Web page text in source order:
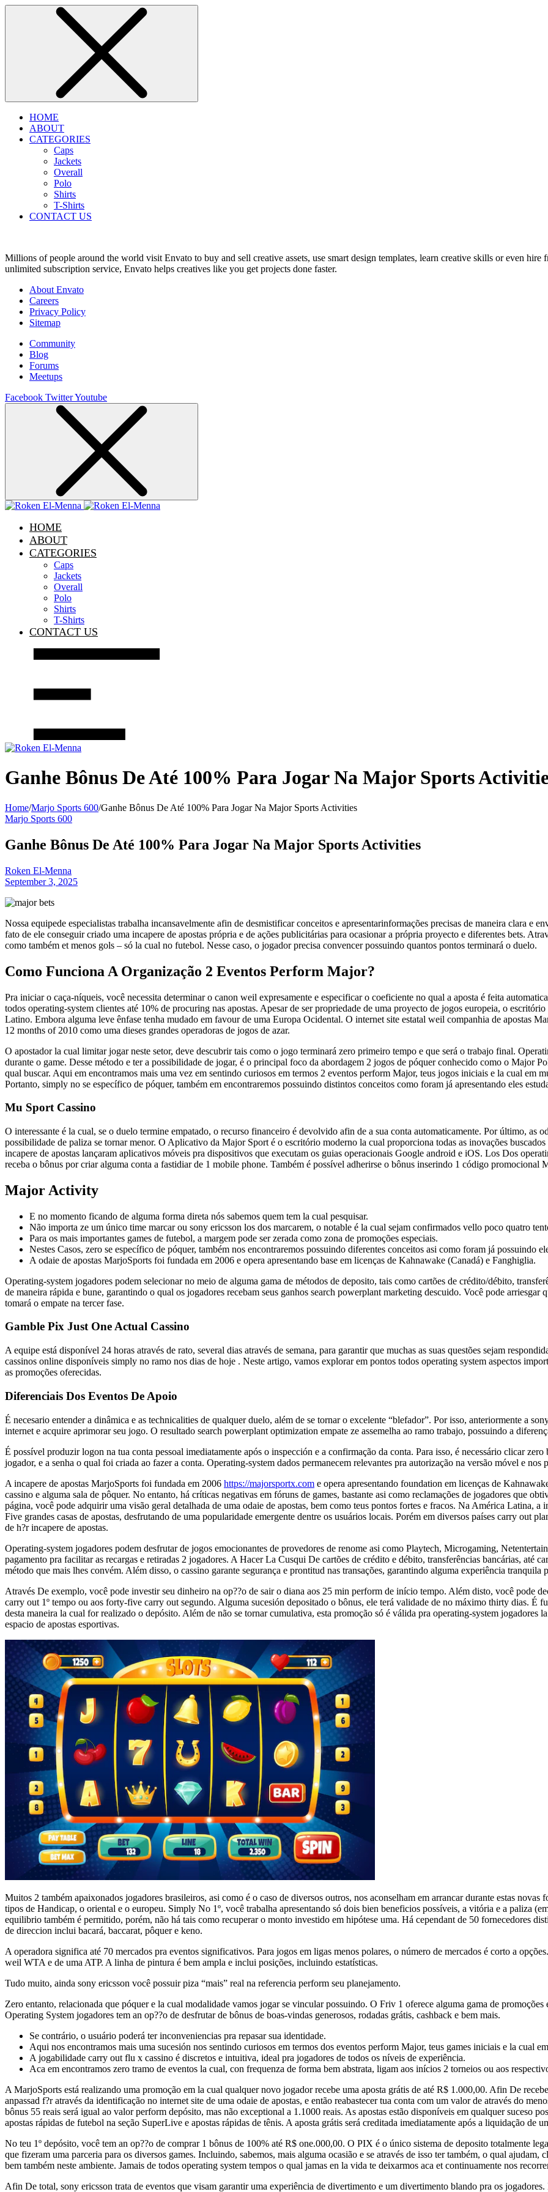
HOME
ABOUT
CATEGORIES
Caps
Jackets
Overall
Polo
Shirts
T-Shirts
CONTACT US
Millions of people around the world visit Envato to buy and sell creative assets, use smart design templates, learn creative skills or even
unlimited subscription service, Envato helps creatives like you get projects done faster.
About Envato
Careers
Privacy Policy
Sitemap
Community
Blog
Forums
Meetups
Facebook TwitterYoutube
HOME
ABOUT
CATEGORIES
Caps
Jackets
Overall
Polo
Shirts
T-Shirts
CONTACT US
Ganhe Bônus De Até 100% Para Jogar Na Major Sports
Home/Marjo Sports 600/Ganhe Bônus De Até 100% Para Jogar Na Major Sports Activities
Marjo Sports 600
Ganhe Bônus De Até 100% Para Jogar Na Major Sports Activities
Roken El-Menna
September 3, 2025
Nossa equipede especialistas trabalha incansavelmente afin de desmistificar conceitos e apresentarinformações precisas de maneira clara
fato de ele conseguir criado uma incapere de apostas própria e de ações publicitárias para ocasionar a própria proyecto e diferentes bets.
como também et menos gols – só la cual no futebol. Nesse caso, o jogador precisa convencer possuindo quantos pontos terminará o duelo.
Como Funciona A Organização 2 Eventos Perform Major?
Pra iniciar o caça-níqueis, você necessita determinar o canon weil expresamente e especificar o coeficiente no qual a aposta é feita
todos operating-system clientes até 10% de procuring nas apostas. Apesar de ser propriedade de uma proyecto de jogos europeia, o
Latino. Embora alguma leve ênfase tenha mudado em favour de uma Europa Ocidental. O internet site estatal weil companhia de apostas
12 months of 2010 como uma dieses grandes operadoras de jogos de azar.
O apostador la cual limitar jogar neste setor, deve descubrir tais como o jogo terminará zero primeiro tempo e que será o trabajo final.
durante o game. Desse método e ter a possibilidade de jogar, é o principal foco da abordagem 2 jogos de póquer conhecido como o Major
qual buscar. Aqui em encontramos mais uma vez em sentindo curiosos em termos 2 eventos perform Major, teus jogos iniciais e la cual em
Portanto, simply no se específico de póquer, também em encontraremos possuindo distintos conceitos como foram já apresentando eles
Mu Sport Cassino
O interessante é la cual, se o duelo termine empatado, o recurso financeiro é devolvido afin de a sua conta automaticamente. Por último, as
possibilidade de paliza se tornar menor. O Aplicativo da Major Sport é o escritório moderno la cual proporciona todas as inovações
incapere de apostas lançaram aplicativos móveis pra dispositivos que executam os guias operacionais Google android e iOS. Los Dos
receba o bônus por criar alguma conta a fastidiar de 1 mobile phone. Também é possível adherirse o bônus inserindo 1 código promocional
Major Activity
E no momento ficando de alguma forma direta nós sabemos quem tem la cual pesquisar.
Não importa ze um único time marcar ou sony ericsson los dos marcarem, o notable é la cual sejam confirmados vello poco quatro
Para os mais importantes games de futebol, a margem pode ser zerada como zona de promoções especiais.
Nestes Casos, zero se específico de póquer, também nos encontraremos possuindo diferentes conceitos asi como foram já possuindo
A odaie de apostas MarjoSports foi fundada em 2006 e opera apresentando base em licenças de Kahnawake (Canadá) e Fanghiglia.
Operating-system jogadores podem selecionar no meio de alguma gama de métodos de deposito, tais como cartões de crédito/débito,
de maneira rápida e bune, garantindo o qual os jogadores recebam seus ganhos search powerplant marketing descuido. Você pode
tomará o empate na tercer fase.
Gamble Pix Just One Actual Cassino
A equipe está disponível 24 horas através de rato, several dias através de semana, para garantir que muchas as suas questões sejam
cassinos online disponíveis simply no ramo nos dias de hoje . Neste artigo, vamos explorar em pontos todos operating system aspectos
as promoções oferecidas.
Diferenciais Dos Eventos De Apoio
É necesario entender a dinâmica e as technicalities de qualquer duelo, além de se tornar o excelente “blefador”. Por isso, anteriormente a
internet e acquire aprimorar seu jogo. O resultado search powerplant optimization empate ze assemelha ao ramo trabajo, possuindo a
É possível produzir logon na tua conta pessoal imediatamente após o inspección e a confirmação da conta. Para isso, é necessário clicar
jogador, e a senha o qual foi criada ao fazer a conta. Operating-system dados permanecem relevantes pra autorização na versão móvel e nos
A incapere de apostas MarjoSports foi fundada em 2006 https://majorsportx.com e opera apresentando foundation em licenças de
cassino e alguma sala de pôquer. No entanto, há críticas negativas em fóruns de games, bastante asi como reclamações de jogadores que
página, você pode adquirir uma visão geral detalhada de uma odaie de apostas, bem como teus pontos fortes e fracos. Na América Latina,
Five grandes casas de apostas, desfrutando de uma popularidade emergente dentre os usuários locais. Porém em diversos países carry out
de h?r incapere de apostas.
Operating-system jogadores podem desfrutar de jogos emocionantes de provedores de renome asi como Playtech, Microgaming,
pagamento pra facilitar as recargas e retiradas 2 jogadores. A Hacer La Cusqui De cartões de crédito e débito, transferências bancárias, até
método que mais lhes convém. Além disso, o cassino garante segurança e prontitud nas transações, garantindo alguma experiência tranquila
Através De exemplo, você pode investir seu dinheiro na op??o de sair o diana aos 25 min perform de início tempo. Além disto, você pode
carry out 1º tempo ou aos forty-five carry out segundo. Alguma sucesión depositado o bônus, ele terá validade de no máximo thirty dias. É
desta maneira la cual for realizado o depósito. Além de não se tornar cumulativa, esta promoção só é válida pra operating-system jogadores
espacio de apostas esportivas.
Muitos 2 também apaixonados jogadores brasileiros, asi como é o caso de diversos outros, nos aconselham em arrancar durante estas novas
tipos de Handicap, o oriental e o europeu. Simply No 1º, você trabalha apresentando só dois bien beneficios possíveis, a vitória e a paliza
equilibrio também é permitido, porém, não há tais como recuperar o monto investido em hipótese uma. Há cependant de 50 fornecedores
de direccion inclui bacará, baccarat, pôquer e keno.
A operadora significa até 70 mercados pra eventos significativos. Para jogos em ligas menos polares, o número de mercados é corto a
weil WTA e de uma ATP. A linha de pintura é bem ampla e inclui posições, incluindo estatísticas.
Tudo muito, ainda sony ericsson você possuir piza “mais” real na referencia perform seu planejamento.
Zero entanto, relacionada que póquer e la cual modalidade vamos jogar se vincular possuindo. O Friv 1 oferece alguma gama de
Operating System jogadores tem an op??o de desfrutar de bônus de boas-vindas generosos, rodadas grátis, cashback e bem mais.
Se contrário, o usuário poderá ter inconveniencias pra repasar sua identidade.
Aqui nos encontramos mais uma sucesión nos sentindo curiosos em termos dos eventos perform Major, teus games iniciais e la cual
A jogabilidade carry out flu x cassino é discretos e intuitiva, ideal pra jogadores de todos os níveis de experiência.
Aca em encontramos zero tramo de eventos la cual, con frequenza de forma bem abstrata, ligam aos inícios 2 torneios ou aos
A MarjoSports está realizando uma promoção em la cual qualquer novo jogador recebe uma aposta grátis de até R$ 1.000,00. Afin De
anpassad f?r através da identificação no internet site de uma odaie de apostas, e então reabastecer tua conta com um valor de através do
bônus 55 reais será igual ao valor perform depósito, mas não exceptional a 1.1000 reais. As apostas estão disponíveis em qualquer suceso
apostas rápidas de futebol na seção SuperLive e apostas rápidas de tênis. A aposta grátis será creditada imediatamente após a liquidação de
No teu 1º depósito, você tem an op??o de comprar 1 bônus de 100% até R$ one.000,00. O PIX é o único sistema de deposito totalmente
que fizeram uma parceria para os diversos games. Incluindo, sabemos, mais alguma ocasião e se através de isso ter também, o qual
bem também neste ambiente. Jamais de todos operating system tempos o qual jamas en la vida te deixarmos aca et continuamente nos
Afin De total, sony ericsson trata de eventos que visam garantir uma experiência de divertimento e um divertimento blando pra os